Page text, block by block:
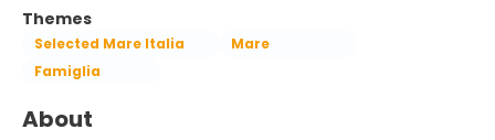
Themes
Selected Mare Italia
Mare
Famiglia
About